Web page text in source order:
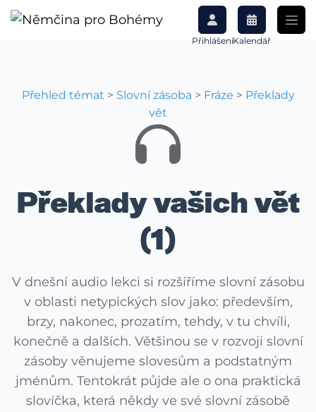
PřihlášeníKalendář
Přehled témat > Slovní zásoba > Fráze > Překlady
vět
Překlady vašich vět
(1)
V dnešní audio lekci si rozšíříme slovní zásobu
v oblasti netypických slov jako: především,
brzy, nakonec, prozatím, tehdy, v tu chvíli,
konečně a dalších. Většinou se v rozvoji slovní
zásoby věnujeme slovesům a podstatným
jménům. Tentokrát půjde ale o ona praktická
slovíčka, která někdy ve své slovní zásobě